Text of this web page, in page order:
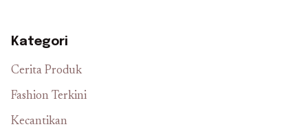
Kategori
Cerita Produk
Fashion Terkini
Kecantikan